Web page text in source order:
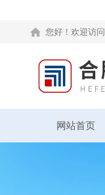
您好！欢迎访
网站首页